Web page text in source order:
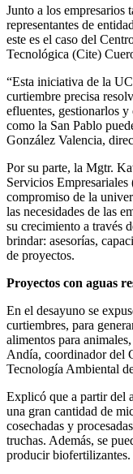
Junto a los empresarios
representantes de
este es el caso del
Tecnológica (Cite)
“Esta iniciativa de la
curtiembre precisa
efluentes, gestionarlos
como la San Pablo
González Valencia,
Por su parte, la Mgtr.
Servicios Empresariales
compromiso de la
las necesidades de las
su crecimiento a través
brindar: asesorías,
de proyectos.
Proyectos con aguas
En el desayuno se
curtiembres, para
alimentos para
Andía, coordinador del
Tecnología Ambiental
Explicó que a partir del
una gran cantidad de
cosechadas y
truchas. Además, se
producir biofertilizantes.